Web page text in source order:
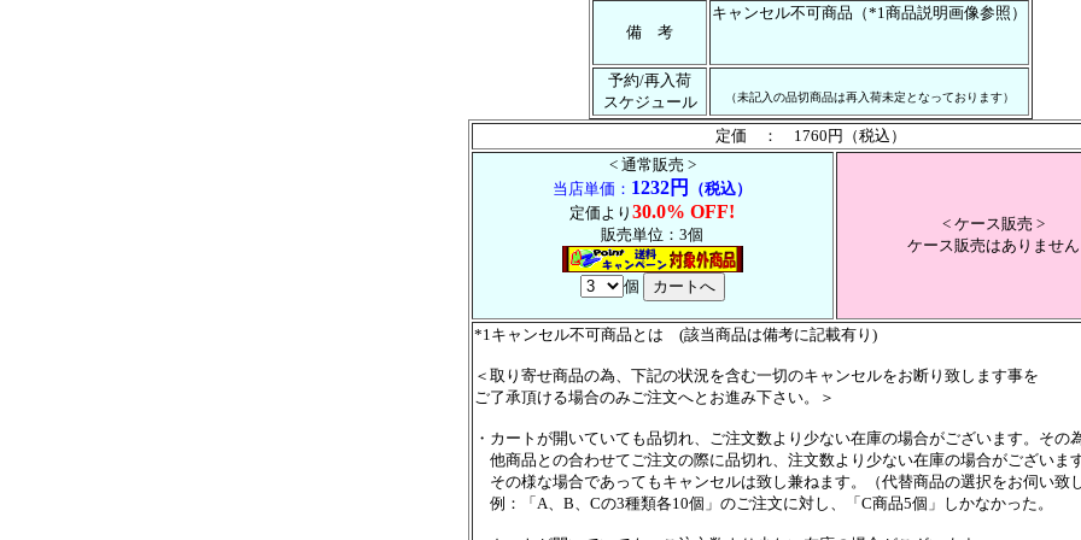
備 考
キャンセル不可商品（*1商品説明画像参照）
予約/再入荷
スケジュール
（未記入の品切商品は再入荷未定となっております）
定価 ： 1760円（税込）
< 通常販売 >
当店単価： 1232円
（税込）
定価より 30.0% OFF!
販売単位：3個
個
< ケース販売 >
ケース販売はありません
*1キャンセル不可商品とは (該当商品は備考に記載有り)
＜取り寄せ商品の為、下記の状況を含む一切のキャンセルをお断り致します事を
ご了承頂ける場合のみご注文へとお進み下さい。＞
・カートが開いていても品切れ、ご注文数より少ない在庫の場合がございます。その
他商品との合わせてご注文の際に品切れ、注文数より少ない在庫の場合がございます
その様な場合であってもキャンセルは致し兼ねます。（代替商品の選択をお伺い致し
例：「A、B、Cの3種類各10個」のご注文に対し、「C商品5個」しかなかった。